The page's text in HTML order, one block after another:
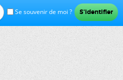
Se souvenir de moi ?